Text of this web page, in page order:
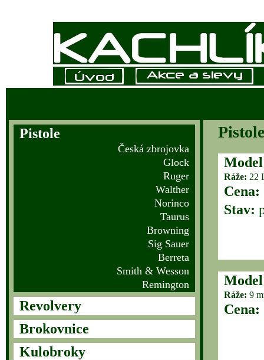
Pistole
Česká zbrojovka
Glock
Ruger
Walther
Norinco
Taurus
Browning
Sig Sauer
Berreta
Smith & Wesson
Remington
Revolvery
Brokovnice
Kulobroky
Ráže: 22
Cena:
Stav:
Ráže: 9
Cena: